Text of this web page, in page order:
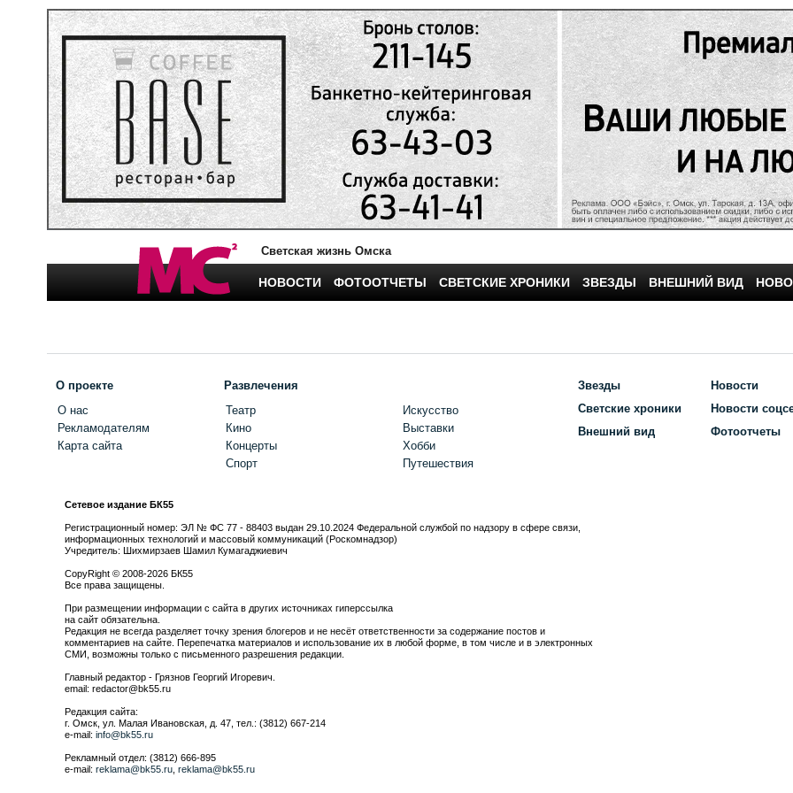
Светская жизнь Омска
НОВОСТИ ФОТООТЧЕТЫ СВЕТСКИЕ ХРОНИКИ ЗВЕЗДЫ ВНЕШНИЙ ВИД
О проекте
О нас
Рекламодателям
Карта сайта
Развлечения
Театр
Кино
Концерты
Спорт
Искусство
Выставки
Хобби
Путешествия
Звезды
Светские хроники
Внешний вид
Новости
Новости
Фотоотчеты
Сетевое издание БК55
Регистрационный номер: ЭЛ № ФС 77 - 88403 выдан 29.10.2024 Федеральной службой по надзору в сфере связи,
информационных технологий и массовый коммуникаций (Роскомнадзор)
Учредитель: Шихмирзаев Шамил Кумагаджиевич
CopyRight © 2008-2026 БК55
Все права защищены.
При размещении информации с сайта в других источниках гиперссылка
на сайт обязательна.
Редакция не всегда разделяет точку зрения блогеров и не несёт ответственности за содержание постов и
комментариев на сайте. Перепечатка материалов и использование их в любой форме, в том числе и в электронных
СМИ, возможны только с письменного разрешения редакции.
Главный редактор - Грязнов Георгий Игоревич.
email: redactor@bk55.ru
Редакция сайта:
г. Омск, ул. Малая Ивановская, д. 47, тел.: (3812) 667-214
e-mail: info@bk55.ru
Рекламный отдел: (3812) 666-895
e-mail: reklama@bk55.ru reklama@bk55.ru